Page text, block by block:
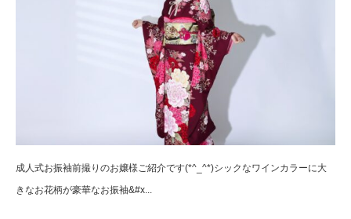
成人式お振袖前撮りのお嬢様ご紹介です(*^_^*)シックなワインカラーに大
きなお花柄が豪華なお振袖&#x...